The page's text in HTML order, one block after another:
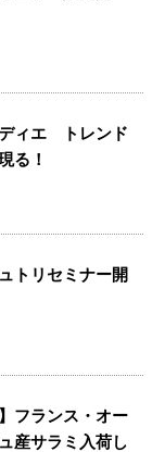
ィエ トレンド
る！
トリセミナー開
フランス・オー
産サラミ入荷し